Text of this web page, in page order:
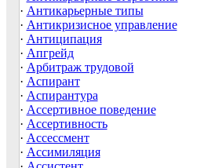
· Антикарьерные типы
· Антикризисное управление
· Антиципация
· Апгрейд
· Арбитраж трудовой
· Аспирант
· Аспирантура
· Ассертивное поведение
· Ассертивность
· Ассессмент
· Ассимиляция